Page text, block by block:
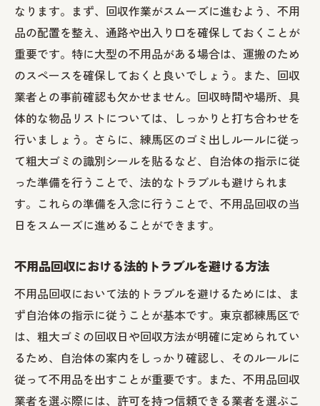
なります。まず、回収作業がスムーズに進むよう、不用
品の配置を整え、通路や出入り口を確保しておくことが
重要です。特に大型の不用品がある場合は、運搬のため
のスペースを確保しておくと良いでしょう。また、回収
業者との事前確認も欠かせません。回収時間や場所、具
体的な物品リストについては、しっかりと打ち合わせを
行いましょう。さらに、練馬区のゴミ出しルールに従っ
て粗大ゴミの識別シールを貼るなど、自治体の指示に従
った準備を行うことで、法的なトラブルも避けられま
す。これらの準備を入念に行うことで、不用品回収の当
日をスムーズに進めることができます。
不用品回収における法的トラブルを避ける方法
不用品回収において法的トラブルを避けるためには、ま
ず自治体の指示に従うことが基本です。東京都練馬区で
は、粗大ゴミの回収日や回収方法が明確に定められてい
るため、自治体の案内をしっかり確認し、そのルールに
従って不用品を出すことが重要です。また、不用品回収
業者を選ぶ際には、許可を持つ信頼できる業者を選ぶこ